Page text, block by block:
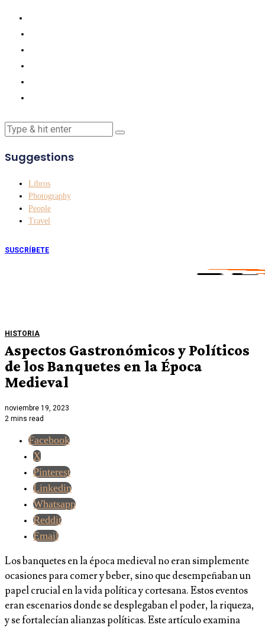
Suggestions
Libros
Photography
People
Travel
SUSCRÍBETE
HISTORIA
Aspectos Gastronómicos y Políticos
de los Banquetes en la Época
Medieval
noviembre 19, 2023
2 mins read
Facebook
X
Pinterest
Linkedin
Whatsapp
Reddit
Email
Los banquetes en la época medieval no eran simplemente
ocasiones para comer y beber, sino que desempeñaban un
papel crucial en la vida política y cortesana. Estos eventos
eran escenarios donde se desplegaban el poder, la riqueza,
y se fortalecían alianzas políticas. Este artículo examina